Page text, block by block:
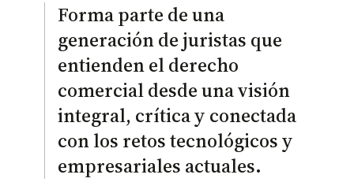
Forma parte de una
generación de juristas que
entienden el derecho
comercial desde una visión
integral, crítica y conectada
con los retos tecnológicos y
empresariales actuales.